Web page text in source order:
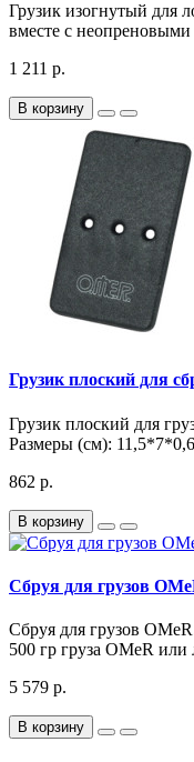
Грузик изогнутый для
вместе с неопреновыми
1 211 р.
В корзину
Грузик плоский для
Грузик плоский для
Размеры (см):
862 р.
В корзину
Сбруя для грузов
Сбруя для грузов
500 гр груза OMeR
5 579 р.
В корзину